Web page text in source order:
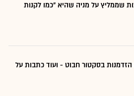
שממליץ על מניה שהיא "כמו לקנות
בסקטור חבוט - ועוד כתבות על